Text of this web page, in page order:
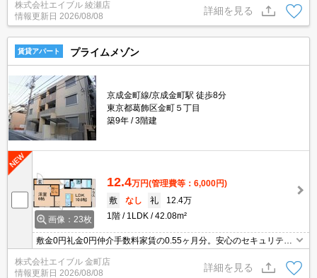
数料家賃の0.55ヶ月分。当店のお薦め物件。
株式会社エイブル 綾瀬店
情報更新日 2026/08/08
詳細を見る
賃貸アパート プライムメゾン
京成金町線/京成金町駅 徒歩8分
東京都葛飾区金町５丁目
築9年
3階建
画像：23枚
12.4万円(管理費等：6,000円)
敷
なし 礼
12.4万
1階
1LDK 42.08m²
敷金0円礼金0円仲介手数料家賃の0.55ヶ月分。安心のセキュリティ
システム。経済的な都市ガス使用。インターネット無料。室内物干
しあり。玄関はカードキーシステム。南向きで日当り良好。
株式会社エイブル 金町店
情報更新日 2026/08/08
詳細を見る